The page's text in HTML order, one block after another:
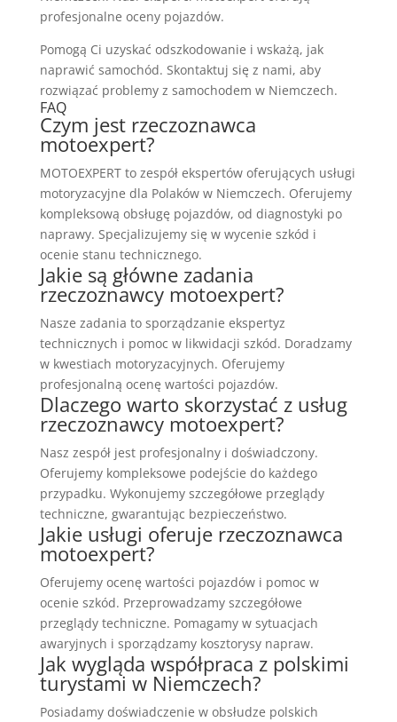
profesjonalne oceny pojazdów.
Pomogą Ci uzyskać odszkodowanie i wskażą, jak
naprawić samochód. Skontaktuj się z nami, aby
rozwiązać problemy z samochodem w Niemczech.
FAQ
Czym jest rzeczoznawca
motoexpert?
MOTOEXPERT to zespół ekspertów oferujących usługi
motoryzacyjne dla Polaków w Niemczech. Oferujemy
kompleksową obsługę pojazdów, od diagnostyki po
naprawy. Specjalizujemy się w wycenie szkód i
ocenie stanu technicznego.
Jakie są główne zadania
rzeczoznawcy motoexpert?
Nasze zadania to sporządzanie ekspertyz
technicznych i pomoc w likwidacji szkód. Doradzamy
w kwestiach motoryzacyjnych. Oferujemy
profesjonalną ocenę wartości pojazdów.
Dlaczego warto skorzystać z usług
rzeczoznawcy motoexpert?
Nasz zespół jest profesjonalny i doświadczony.
Oferujemy kompleksowe podejście do każdego
przypadku. Wykonujemy szczegółowe przeglądy
techniczne, gwarantując bezpieczeństwo.
Jakie usługi oferuje rzeczoznawca
motoexpert?
Oferujemy ocenę wartości pojazdów i pomoc w
ocenie szkód. Przeprowadzamy szczegółowe
przeglądy techniczne. Pomagamy w sytuacjach
awaryjnych i sporządzamy kosztorysy napraw.
Jak wygląda współpraca z polskimi
turystami w Niemczech?
Posiadamy doświadczenie w obsłudze polskich